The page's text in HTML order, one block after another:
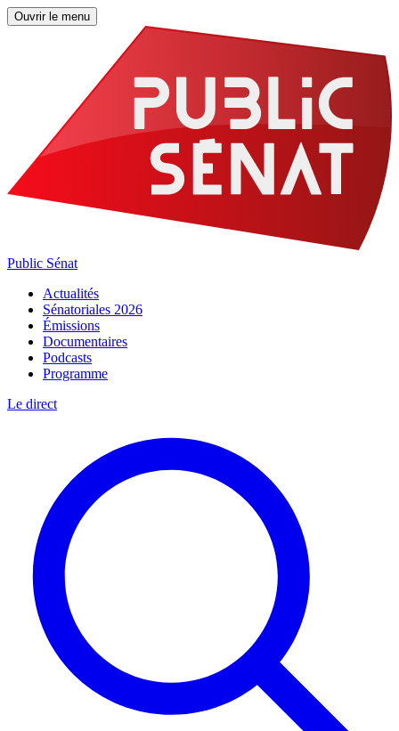
Ouvrir le menu
Public Sénat
Actualités
Sénatoriales 2026
Émissions
Documentaires
Podcasts
Programme
Le direct